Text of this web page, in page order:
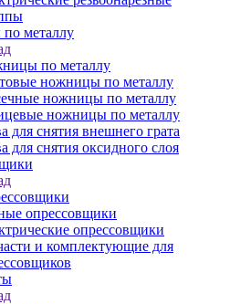
металлу
по металлу
ножницы по металлу
ножницы по металлу
ножницы по металлу
для снятия внешнего грата
для снятия оксидного слоя
опрессовщики
опрессовщики
и комплектующие для